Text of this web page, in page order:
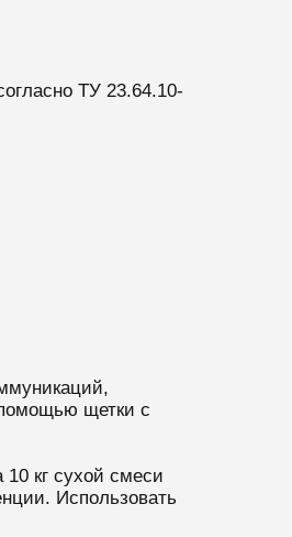
ТУ 23.64.10-
щетки с
кг сухой смеси
Использовать